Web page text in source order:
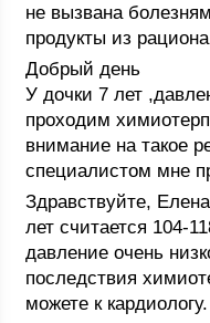
не вызвана
продукты из
Добрый день
У дочки 7 лет
проходим
внимание на такое
специалистом мне
Здравствуйте,
лет считается 104-
давление очень
последствия
можете к кардиологу.